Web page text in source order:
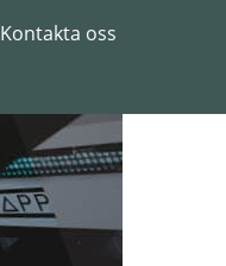
Kontakta oss